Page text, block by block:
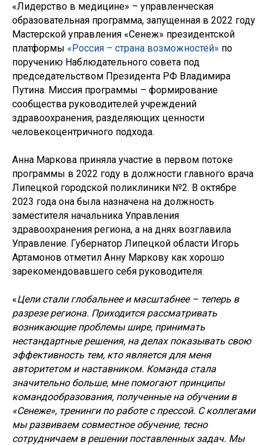
«Лидерство в медицине» – управленческая
образовательная программа, запущенная в 2022 году
Мастерской управления «Сенеж» президентской
платформы «Россия – страна возможностей» по
поручению Наблюдательного совета под
председательством Президента РФ Владимира
Путина. Миссия программы – формирование
сообщества руководителей учреждений
здравоохранения, разделяющих ценности
человекоцентричного подхода.
Анна Маркова приняла участие в первом потоке
программы в 2022 году в должности главного врача
Липецкой городской поликлиники №2. В октябре
2023 года она была назначена на должность
заместителя начальника Управления
здравоохранения региона, а на днях возглавила
Управление. Губернатор Липецкой области Игорь
Артамонов отметил Анну Маркову как хорошо
зарекомендовавшего себя руководителя.
«Цели стали глобальнее и масштабнее – теперь в
разрезе региона. Приходится рассматривать
возникающие проблемы шире, принимать
нестандартные решения, на делах показывать свою
эффективность тем, кто является для меня
авторитетом и наставником. Команда стала
значительно больше, мне помогают принципы
командообразования, полученные на обучении в
«Сенеже», тренинги по работе с прессой. С коллегами
мы развиваем совместное обучение, тесно
сотрудничаем в решении поставленных задач. Мы